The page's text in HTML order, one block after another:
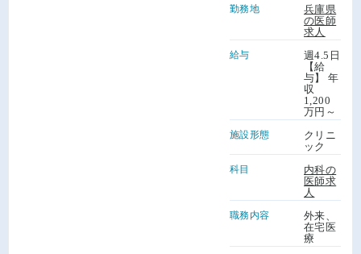
勤務地
兵庫県
の医師
求人
給与
週4.5日
【給
与】 年
収
1,200
万円～
施設形態
クリニ
ック
科目
内科の
医師求
人
職務内容
外来、
在宅医
療